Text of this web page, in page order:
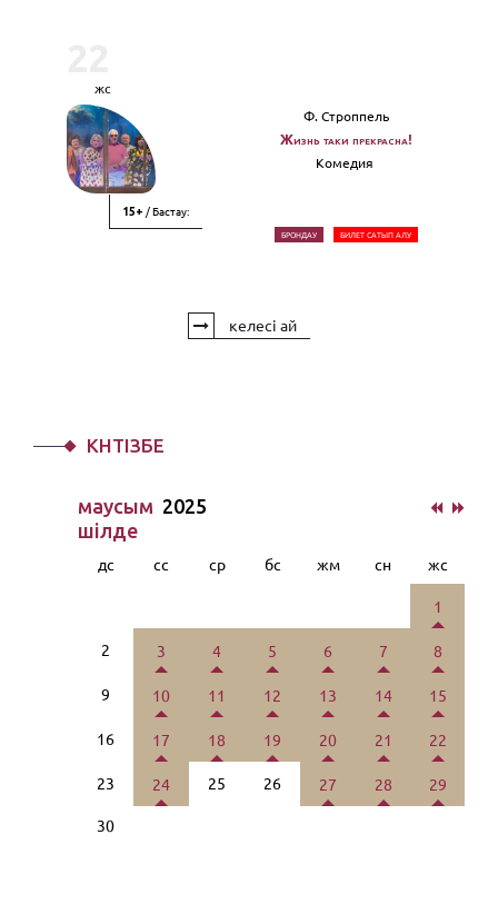
жс
15+ / Бастау:
Ф. Строппель
Жизнь таки прекрасна!
Комедия
БРОНДАУ БИЛЕТ САТЫП АЛУ
келесі ай
КҮНТІЗБЕ
маусым 2025
шiлде
дс сс ср бс жм сн жс
1
2 3 4 5 6 7 8
9 10 11 12 13 14 15
16 17 18 19 20 21 22
23 24 25 26 27 28 29
30